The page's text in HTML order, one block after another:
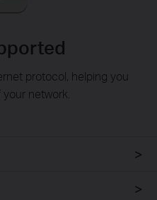
protocol, helping you
network.